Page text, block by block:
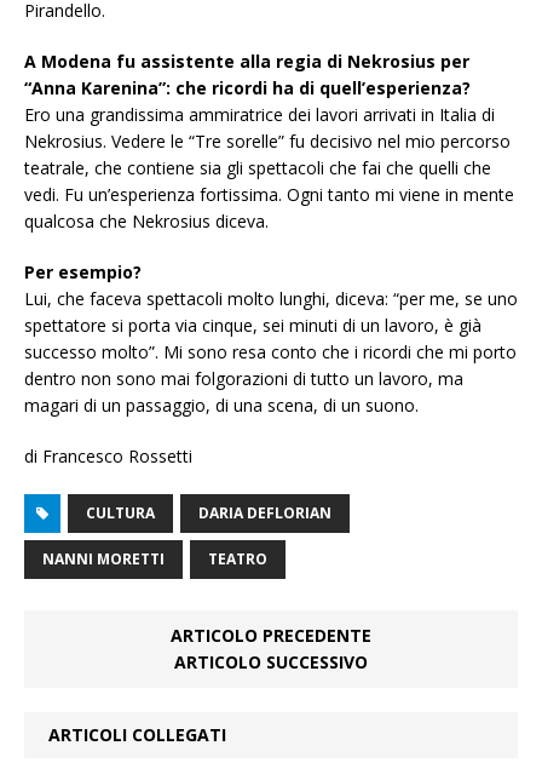
Pirandello.
A Modena fu assistente alla regia di Nekrosius per
“Anna Karenina”: che ricordi ha di quell’esperienza?
Ero una grandissima ammiratrice dei lavori arrivati in Italia di
Nekrosius. Vedere le “Tre sorelle” fu decisivo nel mio percorso
teatrale, che contiene sia gli spettacoli che fai che quelli che
vedi. Fu un’esperienza fortissima. Ogni tanto mi viene in mente
qualcosa che Nekrosius diceva.
Per esempio?
Lui, che faceva spettacoli molto lunghi, diceva: “per me, se uno
spettatore si porta via cinque, sei minuti di un lavoro, è già
successo molto”. Mi sono resa conto che i ricordi che mi porto
dentro non sono mai folgorazioni di tutto un lavoro, ma
magari di un passaggio, di una scena, di un suono.
di Francesco Rossetti
CULTURA DARIA DEFLORIAN
NANNI MORETTI TEATRO
ARTICOLO PRECEDENTE
ARTICOLO SUCCESSIVO
ARTICOLI COLLEGATI